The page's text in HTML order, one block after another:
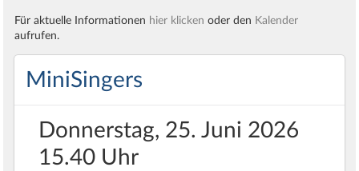
Für aktuelle Informationen hier klicken oder den Kalender
aufrufen.
MiniSingers
Donnerstag, 25. Juni 2026
15.40 Uhr